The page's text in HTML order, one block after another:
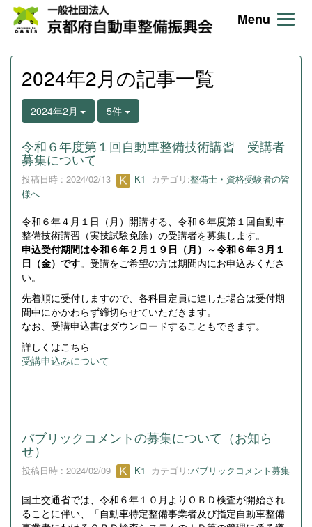
Menu
2024年2月の記事一覧
2024年2月 5件
令和６年度第１回自動車整備技術講習 受講者
募集について
投稿日時 : 2024/02/13 K1 カテゴリ:整備士・資格受験者の皆
様へ
令和６年４月１日（月）開講する、令和６年度第１回自動車
整備技術講習（実技試験免除）の受講者を募集します。
申込受付期間は令和６年２月１９日（月）～令和６年３月１
日（金）です。受講をご希望の方は期間内にお申込みくださ
い。
先着順に受付しますので、各科目定員に達した場合は受付期
間中にかかわらず締切らせていただきます。
なお、受講申込書はダウンロードすることもできます。
詳しくはこちら
受講申込みについて
パブリックコメントの募集について（お知ら
せ）
投稿日時 : 2024/02/09 K1 カテゴリ:パブリックコメント募集
国土交通省では、令和６年１０月よりＯＢＤ検査が開始され
ることに伴い、「自動車特定整備事業者及び指定自動車整備